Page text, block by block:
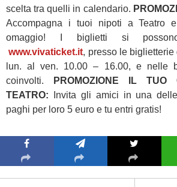
scelta tra quelli in calendario.
Accompagna i tuoi nipoti a Teatro
omaggio! I biglietti si
www.vivaticket.it, presso le biglietterie
lun. al ven. 10.00 – 16.00, e nelle
coinvolti.
PROMOZIONE IL TUO
TEATRO:
Invita gli amici in una
paghi per loro 5 euro e tu entri gratis!